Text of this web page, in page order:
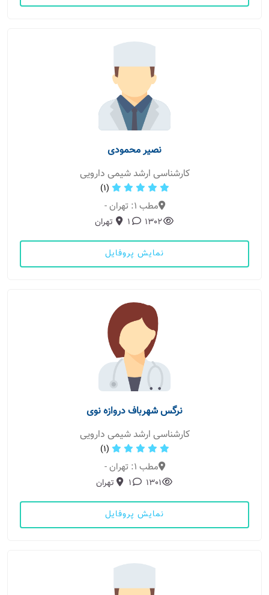
نصیر محمودی
کارشناسی ارشد شیمی دارویی
(1)
مطب 1: تهران -
1302
1 تهران
نمایش پروفایل
نرگس شهرباف دروازه نوی
کارشناسی ارشد شیمی دارویی
(1)
مطب 1: تهران -
1301
1 تهران
نمایش پروفایل